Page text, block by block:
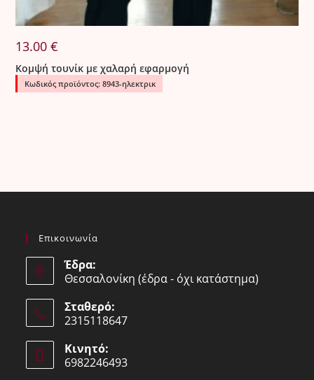
13.00€
Κομψή τουνίκ με χαλαρή εφαρμογή
Κωδικός προϊόντος: 8943-ηλεκτρικ
Επικοινωνία
Έδρα:
Θεσσαλονίκη (έδρα - όχι κατάστημα)
Σταθερό:
2315118647
in
your
Κινητό:
6982246493